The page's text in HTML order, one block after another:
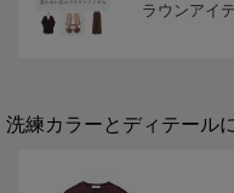
ラウンアイ
洗練カラーとディテール